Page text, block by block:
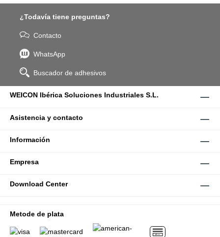
¿Todavía tiene preguntas?
Contacto
WhatsApp
Buscador de adhesivos
WEICON Ibérica Soluciones Industriales S.L.
Asistencia y contacto
Información
Empresa
Download Center
Metode de plata